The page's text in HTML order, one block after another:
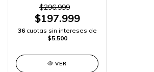
$296.999
$197.999
36 cuotas sin intereses de
$5.500
VER